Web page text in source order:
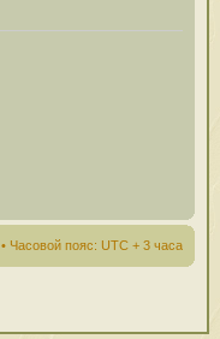
• Часовой пояс: UTC + 3 часа